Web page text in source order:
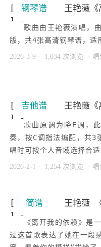
[
钢琴谱
] -
歌曲由王艳薇演唱，
版，共4张高清钢琴谱，适
2026-3-9 · 1,034 次浏览 ·
[
吉他谱
] -
王艳薇
歌曲原调为降E调，
奏，按C调指法编配，共3
唱时可按个人音域选择
2026-2-1 · 1,254 次浏览 ·
[
简谱
] -
王艳薇
《离开我的依赖》是
过这首歌表达了她在一段